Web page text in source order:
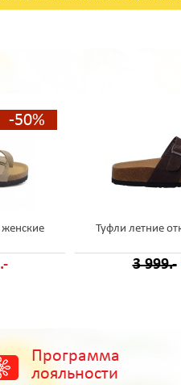
-50%
Туфли летние
3 999.-
Программа
лояльности